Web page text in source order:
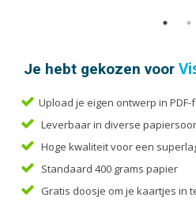
Notitieblokken
Portfolio
Posters
Programmaboekjes
Rapporten/Verslagen
Rouwkaarten
Je hebt gekozen voor
Upload je eigen ontwerp in
Leverbaar in diverse
Hoge kwaliteit voor een
Standaard 400 grams papier
Gratis doosje om je kaartjes in